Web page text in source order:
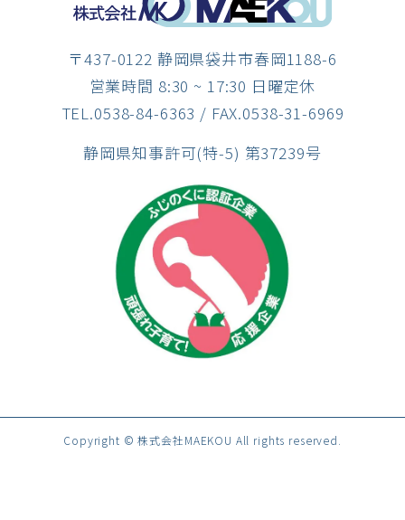
〒437-0122 静岡県袋井市春岡1188-6
営業時間 8:30 ~ 17:30 日曜定休
TEL.0538-84-6363 / FAX.0538-31-6969
静岡県知事許可(特-5) 第37239号
Copyright © 株式会社MAEKOU All rights reserved.